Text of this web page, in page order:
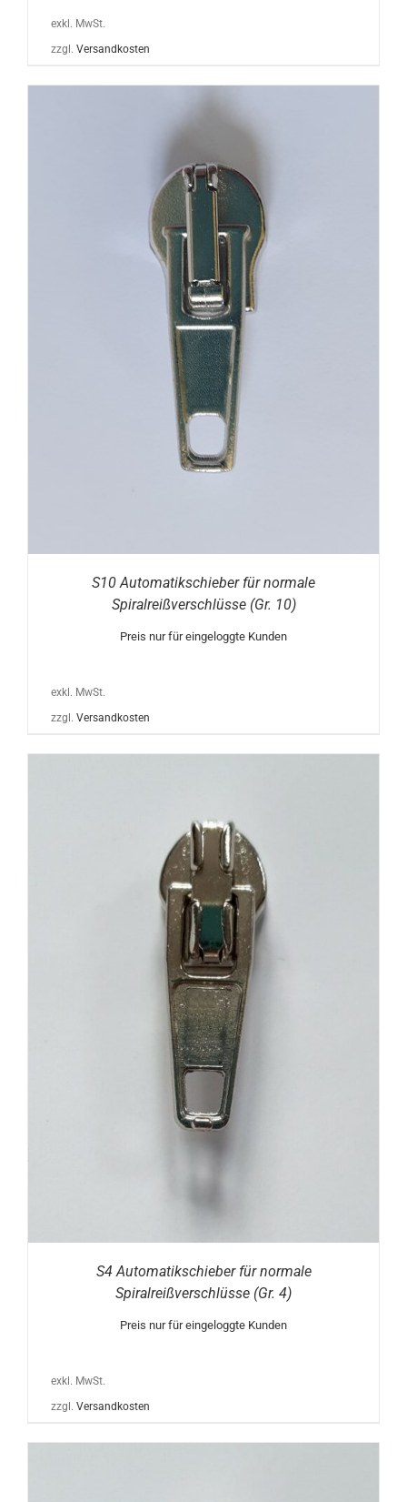
exkl. MwSt.
zzgl. Versandkosten
S10 Automatikschieber für normale
Spiralreißverschlüsse (Gr. 10)
Preis nur für eingeloggte Kunden
exkl. MwSt.
zzgl. Versandkosten
S4 Automatikschieber für normale
Spiralreißverschlüsse (Gr. 4)
Preis nur für eingeloggte Kunden
exkl. MwSt.
zzgl. Versandkosten